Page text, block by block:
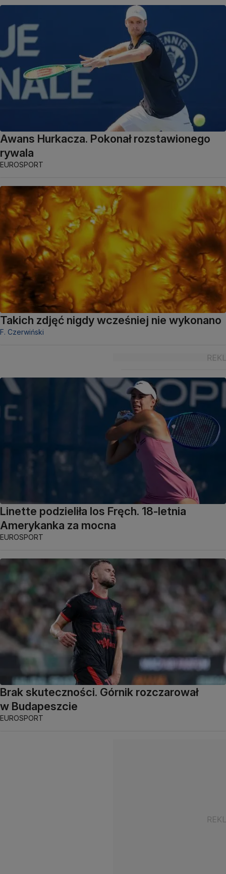
Awans Hurkacza. Pokonał rozstawionego
rywala
EUROSPORT
Takich zdjęć nigdy wcześniej nie wykonano
F. Czerwiński
Linette podzieliła los Fręch. 18-letnia
Amerykanka za mocna
EUROSPORT
Brak skuteczności. Górnik rozczarował
w Budapeszcie
EUROSPORT